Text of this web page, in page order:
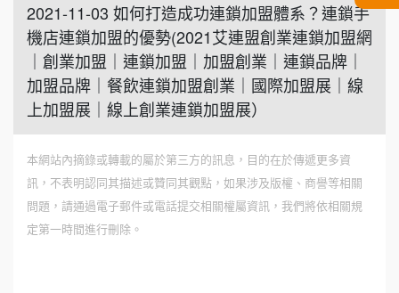
2021-11-03 如何打造成功連鎖加盟體系？連鎖手
機店連鎖加盟的優勢(2021艾連盟創業連鎖加盟網
｜創業加盟｜連鎖加盟｜加盟創業｜連鎖品牌｜
加盟品牌｜餐飲連鎖加盟創業｜國際加盟展｜線
上加盟展｜線上創業連鎖加盟展）
本網站內摘錄或轉載的屬於第三方的訊息，目的在於傳遞更多資
訊，不表明認同其描述或贊同其觀點，如果涉及版權、商譽等相關
問題，請通過電子郵件或電話提交相關權屬資訊，我們將依相關規
定第一時間進行刪除。